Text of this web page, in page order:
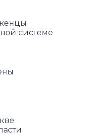
системе